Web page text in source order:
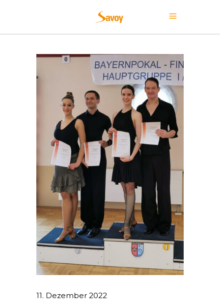
11. Dezember 2022